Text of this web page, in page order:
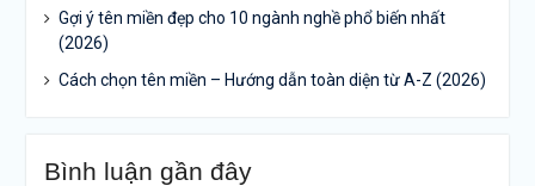
Gợi ý tên miền đẹp cho 10 ngành nghề phổ biến nhất
(2026)
Cách chọn tên miền – Hướng dẫn toàn diện từ A-Z (2026)
Bình luận gần đây